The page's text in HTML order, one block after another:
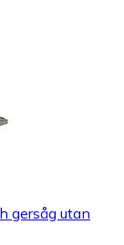
gersåg utan